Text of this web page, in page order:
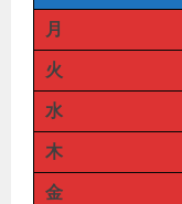
月
火
水
木
金